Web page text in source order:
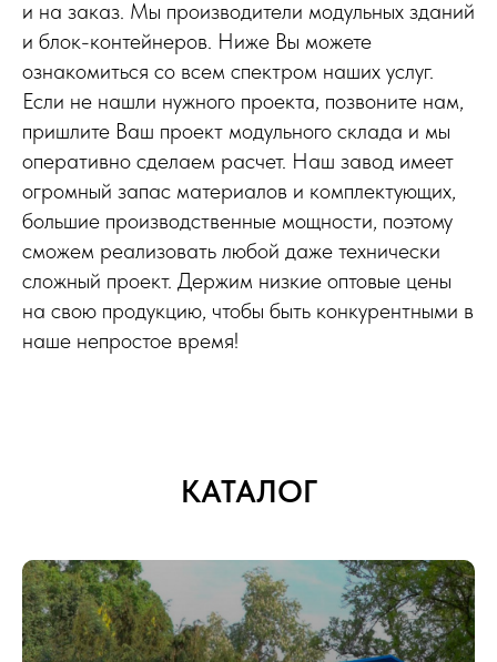
и на заказ. Мы производители модульных зданий
и блок-контейнеров. Ниже Вы можете
ознакомиться со всем спектром наших услуг.
Если не нашли нужного проекта, позвоните нам,
пришлите Ваш проект модульного склада и мы
оперативно сделаем расчет. Наш завод имеет
огромный запас материалов и комплектующих,
большие производственные мощности, поэтому
сможем реализовать любой даже технически
сложный проект. Держим низкие оптовые цены
на свою продукцию, чтобы быть конкурентными в
наше непростое время!
КАТАЛОГ